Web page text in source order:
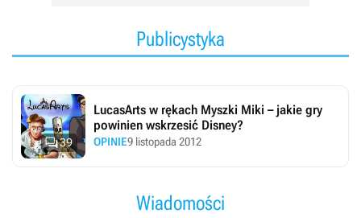
Publicystyka
39
LucasArts w rękach Myszki Miki – jakie gry
powinien wskrzesić Disney?
OPINIE9 listopada 2012
Wiadomości